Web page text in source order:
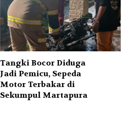
Tangki Bocor Diduga
Jadi Pemicu, Sepeda
Motor Terbakar di
Sekumpul Martapura